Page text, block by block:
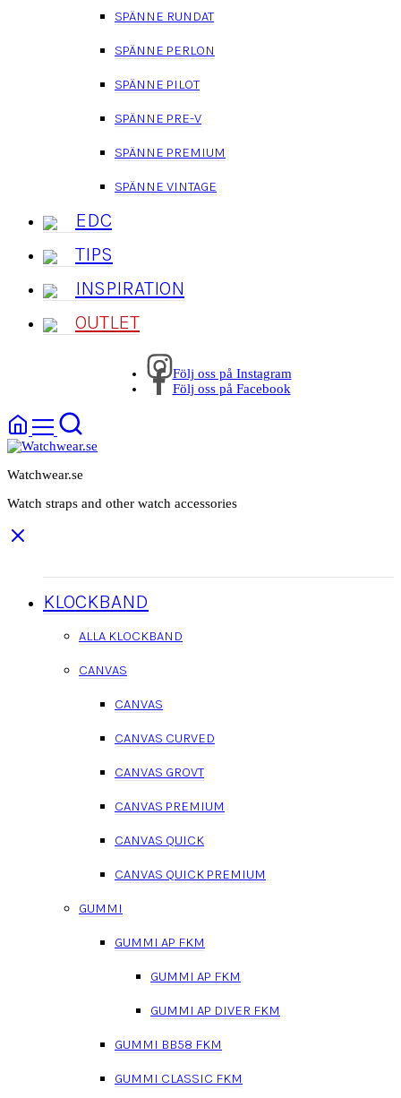
SPÄNNE RUNDAT
SPÄNNE PERLON
SPÄNNE PILOT
SPÄNNE PRE-V
SPÄNNE PREMIUM
SPÄNNE VINTAGE
EDC
TIPS
INSPIRATION
OUTLET
Följ oss på Instagram
Följ oss på Facebook
Watchwear.se
Watch straps and other watch accessories
KLOCKBAND
ALLA KLOCKBAND
CANVAS
CANVAS
CANVAS CURVED
CANVAS GROVT
CANVAS PREMIUM
CANVAS QUICK
CANVAS QUICK PREMIUM
GUMMI
GUMMI AP FKM
GUMMI AP FKM
GUMMI AP DIVER FKM
GUMMI BB58 FKM
GUMMI CLASSIC FKM